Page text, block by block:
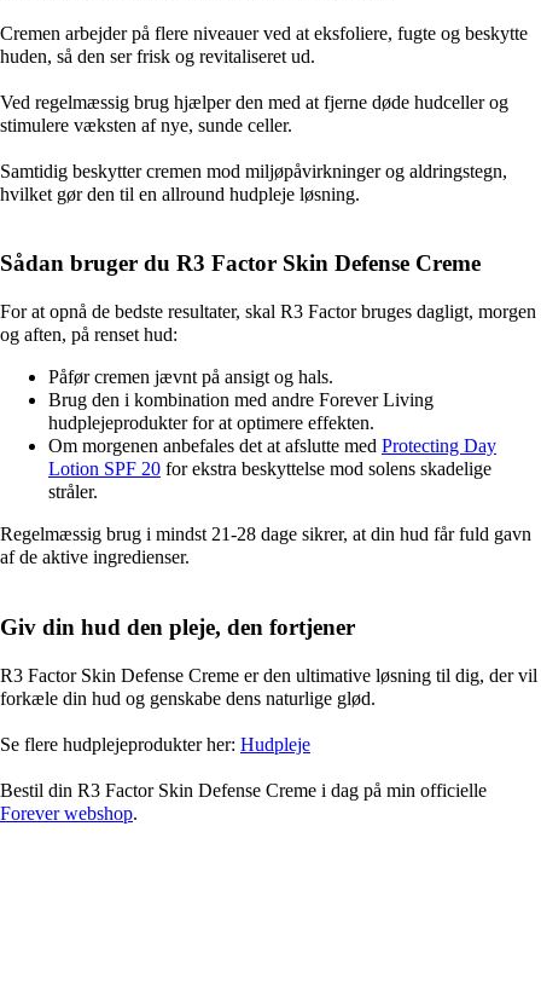
Cremen arbejder på flere niveauer ved at eksfoliere, fugte og beskytte
huden, så den ser frisk og revitaliseret ud.
Ved regelmæssig brug hjælper den med at fjerne døde hudceller og
stimulere væksten af nye, sunde celler.
Samtidig beskytter cremen mod miljøpåvirkninger og aldringstegn,
hvilket gør den til en allround hudpleje løsning.
Sådan bruger du R3 Factor Skin Defense Creme
For at opnå de bedste resultater, skal R3 Factor bruges dagligt, morgen
og aften, på renset hud:
Påfør cremen jævnt på ansigt og hals.
Brug den i kombination med andre Forever Living
hudplejeprodukter for at optimere effekten.
Om morgenen anbefales det at afslutte med Protecting Day
Lotion SPF 20 for ekstra beskyttelse mod solens skadelige
stråler.
Regelmæssig brug i mindst 21-28 dage sikrer, at din hud får fuld gavn
af de aktive ingredienser.
Giv din hud den pleje, den fortjener
R3 Factor Skin Defense Creme er den ultimative løsning til dig, der vil
forkæle din hud og genskabe dens naturlige glød.
Se flere hudplejeprodukter her: Hudpleje
Bestil din R3 Factor Skin Defense Creme i dag på min officielle
Forever webshop.